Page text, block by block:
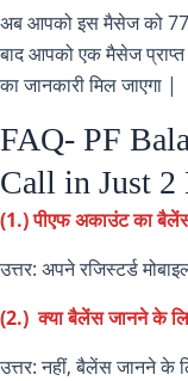
अब आपको इस मैसेज को
बाद आपको एक मैसेज
का जानकारी मिल जाएगा |
FAQ- PF
Call in Just 2
(1.) पीएफ अकाउंट का
उत्तर: अपने रजिस्टर्ड
(2.) क्या बैलेंस जानने के
उत्तर: नहीं, बैलेंस जानने